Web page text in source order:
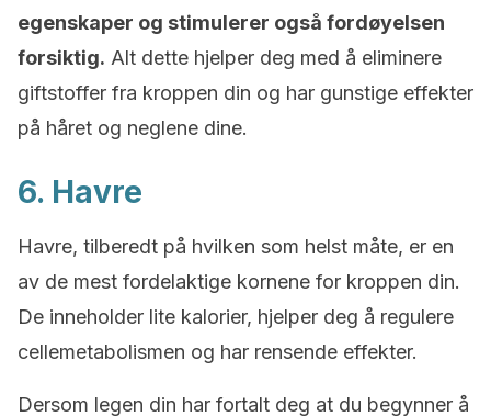
egenskaper og stimulerer også fordøyelsen
forsiktig. Alt dette hjelper deg med å eliminere
giftstoffer fra kroppen din og har gunstige effekter
på håret og neglene dine.
6. Havre
Havre, tilberedt på hvilken som helst måte, er en
av de mest fordelaktige kornene for kroppen din.
De inneholder lite kalorier, hjelper deg å regulere
cellemetabolismen og har rensende effekter.
Dersom legen din har fortalt deg at du begynner å